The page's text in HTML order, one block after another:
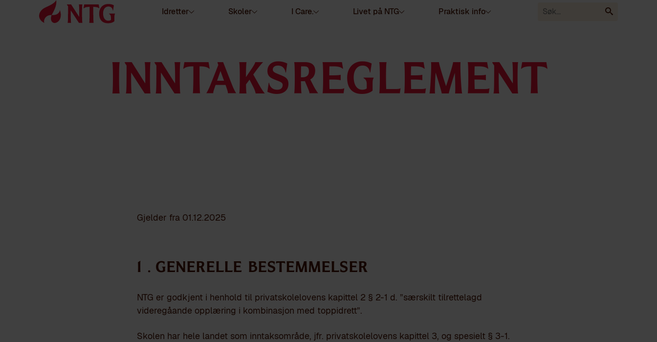
Idretter Skoler I Care. Livet på NTG Praktisk info
INNTAKSREGLEMENT
Gjelder fra 01.12.2025
1 . GENERELLE BESTEMMELSER
NTG er godkjent i henhold til privatskolelovens kapittel 2 § 2-1 d. ”særskilt tilrettelagd
videregåande opplæring i kombinasjon med toppidrett”.
Skolen har hele landet som inntaksområde, jfr. privatskolelovens kapittel 3, og spesielt § 3-1.